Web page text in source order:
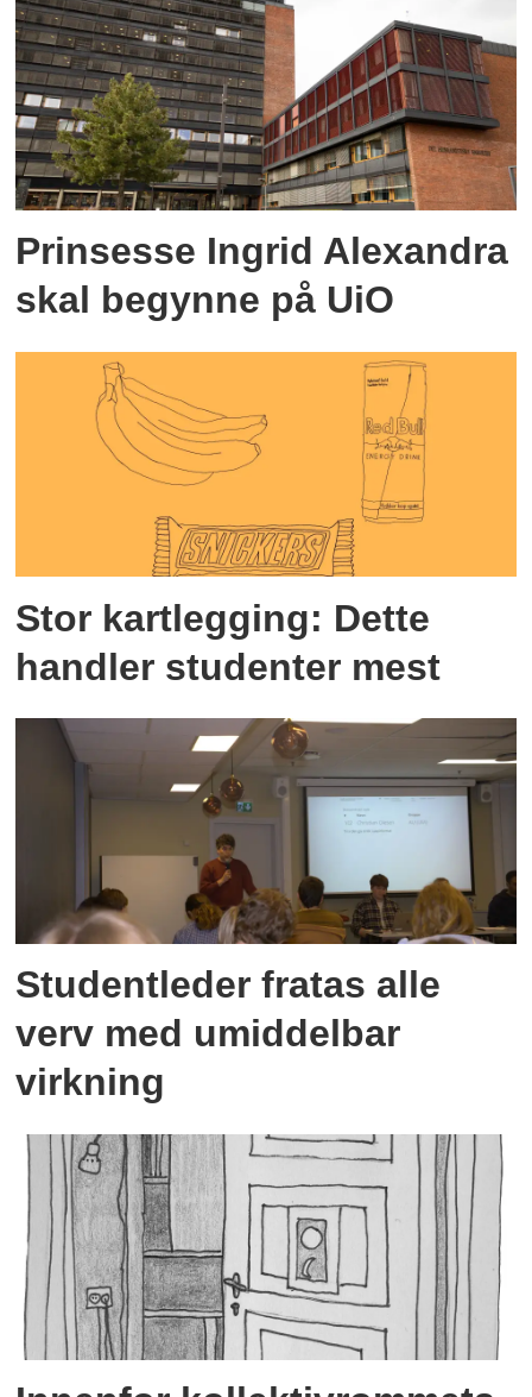
Prinsesse Ingrid Alexandra
skal begynne på UiO
Stor kartlegging: Dette
handler studenter mest
Studentleder fratas alle
verv med umiddelbar
virkning